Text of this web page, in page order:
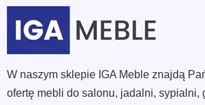
W naszym sklepie IGA Meble znajdą
ofertę mebli do salonu, jadalni, sypialni,